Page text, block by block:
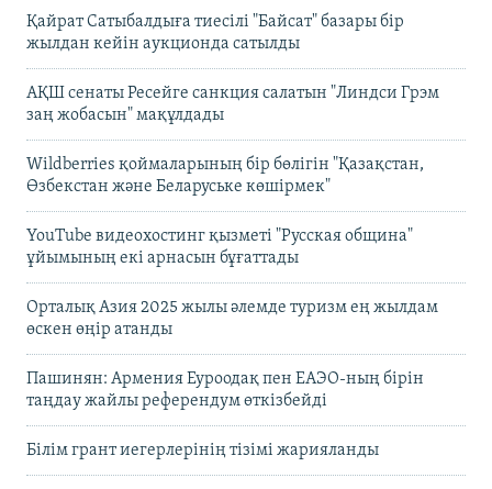
Қайрат Сатыбалдыға тиесілі "Байсат" базары бір
жылдан кейін аукционда сатылды
АҚШ сенаты Ресейге санкция салатын "Линдси Грэм
заң жобасын" мақұлдады
Wildberries қоймаларының бір бөлігін "Қазақстан,
Өзбекстан және Беларуське көшірмек"
YouTube видеохостинг қызметі "Русская община"
ұйымының екі арнасын бұғаттады
Орталық Азия 2025 жылы әлемде туризм ең жылдам
өскен өңір атанды
Пашинян: Армения Еуроодақ пен ЕАЭО-ның бірін
таңдау жайлы референдум өткізбейді
Білім грант иегерлерінің тізімі жарияланды